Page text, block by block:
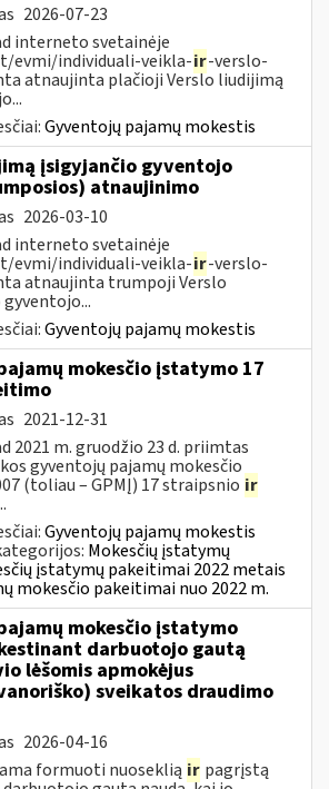
2026-07-23
interneto svetainėje
evmi/individuali-veikla-ir-verslo-
atnaujinta plačioji Verslo liudijimą
Gyventojų pajamų mokestis
įsigyjančio gyventojo
atnaujinimo
2026-03-10
interneto svetainėje
evmi/individuali-veikla-ir-verslo-
atnaujinta trumpoji Verslo
Gyventojų pajamų mokestis
mokesčio įstatymo 17
2021-12-31
2021 m. gruodžio 23 d. priimtas
gyventojų pajamų mokesčio
(toliau – GPMĮ) 17 straipsnio ir
Gyventojų pajamų mokestis
Mokesčių įstatymų
įstatymų pakeitimai 2022 metais
mokesčio pakeitimai nuo 2022 m.
mokesčio įstatymo
darbuotojo gautą
lėšomis apmokėjus
sveikatos draudimo
2026-04-16
formuoti nuoseklią ir pagrįstą